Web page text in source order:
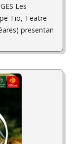
Les
Tio, Teatre
presentan